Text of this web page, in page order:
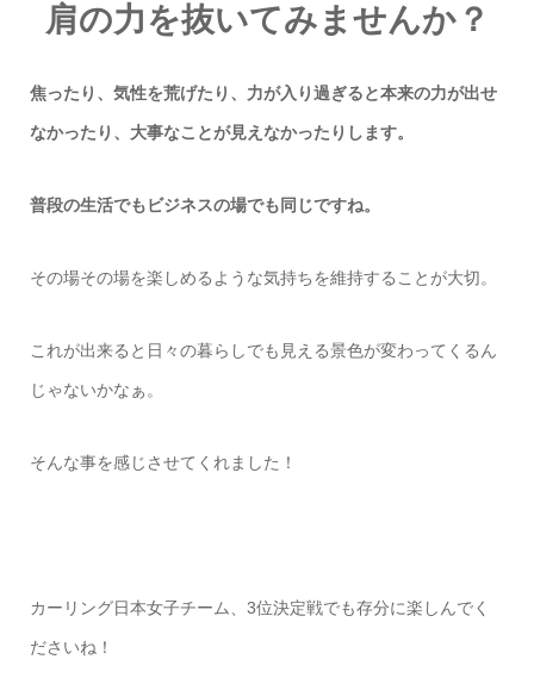
肩の力を抜いてみませんか？
焦ったり、気性を荒げたり、力が入り過ぎると本来の力が出せ
なかったり、大事なことが見えなかったりします。
普段の生活でもビジネスの場でも同じですね。
その場その場を楽しめるような気持ちを維持することが大切。
これが出来ると日々の暮らしでも見える景色が変わってくるん
じゃないかなぁ。
そんな事を感じさせてくれました！
カーリング日本女子チーム、 3位決定戦でも存分に楽しんでく
ださいね！